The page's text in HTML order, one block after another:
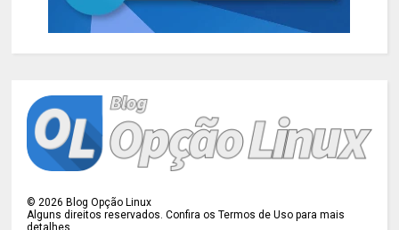
©2026 Blog Opção Linux
Alguns direitos reservados. Confira os Termos de Uso para mais